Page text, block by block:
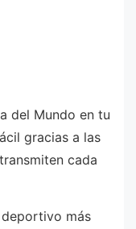
del Mundo en tu
gracias a las
cada
más